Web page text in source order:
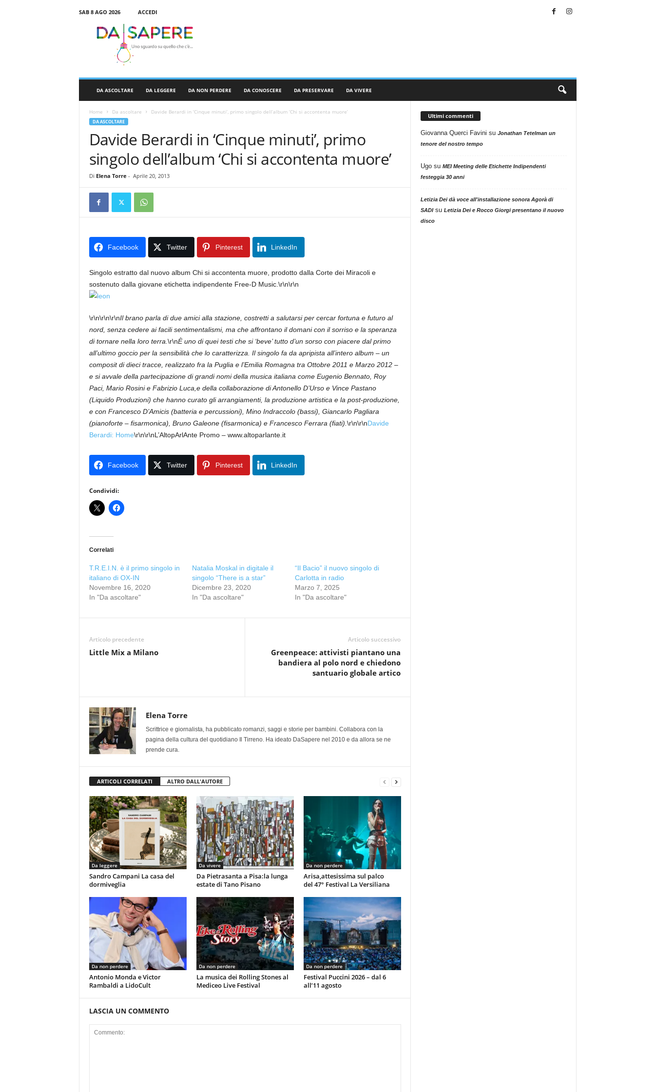
SAB 8 AGO 2026
ACCEDI
DA ASCOLTARE DA LEGGERE DA NON PERDERE DA CONOSCERE DA PRESERVARE DA VIVERE
Home Da ascoltare Davide Berardi in ‘Cinque minuti’, primo singolo dell’album ‘Chi si accontenta muore’
DA ASCOLTARE
Davide Berardi in ‘Cinque minuti’, primo
singolo dell’album ‘Chi si accontenta muore’
Di Elena Torre - Aprile 20, 2013
Facebook Twitter Pinterest LinkedIn
Singolo estratto dal nuovo album Chi si accontenta muore, prodotto dalla Corte dei Miracoli e
sostenuto dalla giovane etichetta indipendente Free-D Music.\r\n\r\n
\r\n\r\n\r\nIl brano parla di due amici alla stazione, costretti a salutarsi per cercar fortuna e futuro al
nord, senza cedere ai facili sentimentalismi, ma che affrontano il domani con il sorriso e la speranza
di tornare nella loro terra. \r\nÈ uno di quei testi che si ‘beve’ tutto d’un sorso con piacere dal primo
all’ultimo goccio per la sensibilità che lo caratterizza. Il singolo fa da apripista all’intero album – un
composit di dieci tracce, realizzato fra la Puglia e l’Emilia Romagna tra Ottobre 2011 e Marzo 2012 –
e si avvale della partecipazione di grandi nomi della musica italiana come Eugenio Bennato, Roy
Paci, Mario Rosini e Fabrizio Luca,e della collaborazione di Antonello D’Urso e Vince Pastano
(Liquido Produzioni) che hanno curato gli arrangiamenti, la produzione artistica e la post-produzione,
e con Francesco D’Amicis (batteria e percussioni), Mino Indraccolo (bassi), Giancarlo Pagliara
(pianoforte – fisarmonica), Bruno Galeone (fisarmonica) e Francesco Ferrara (fiati). \r\n\r\nDavide
Berardi: Home\r\n\r\nL’AltopArlAnte Promo – www.altoparlante.it
Facebook Twitter Pinterest LinkedIn
Condividi:
Correlati
T.R.E.I.N. è il primo singolo in
italiano di OX-IN
Novembre 16, 2020
In "Da ascoltare"
Natalia Moskal in digitale il
singolo “There is a star”
Dicembre 23, 2020
In "Da ascoltare"
“Il Bacio” il nuovo singolo di
Carlotta in radio
Marzo 7, 2025
In "Da ascoltare"
Articolo precedente
Little Mix a Milano
Articolo successivo
Greenpeace: attivisti piantano una
bandiera al polo nord e chiedono
santuario globale artico
Elena Torre
Scrittrice e giornalista, ha pubblicato romanzi, saggi e storie per bambini. Collabora con la
pagina della cultura del quotidiano Il Tirreno. Ha ideato DaSapere nel 2010 e da allora se ne
prende cura.
ARTICOLI CORRELATI ALTRO DALL'AUTORE
Da leggere
Sandro Campani La casa del
dormiveglia
Da vivere
Da Pietrasanta a Pisa:la lunga
estate di Tano Pisano
Da non perdere
Arisa,attesissima sul palco
del 47° Festival La Versiliana
Da non perdere
Antonio Monda e Victor
Rambaldi a LidoCult
Da non perdere
La musica dei Rolling Stones al
Mediceo Live Festival
Da non perdere
Festival Puccini 2026 – dal 6
all’11 agosto
LASCIA UN COMMENTO
Ultimi commenti
Giovanna Querci Favini su Jonathan Tetelman un
tenore del nostro tempo
Ugosu MEI Meeting delle Etichette Indipendenti
festeggia 30 anni
Letizia Dei dà voce all'installazione sonora Agorà di
SADIsu Letizia Dei e Rocco Giorgi presentano il nuovo
disco